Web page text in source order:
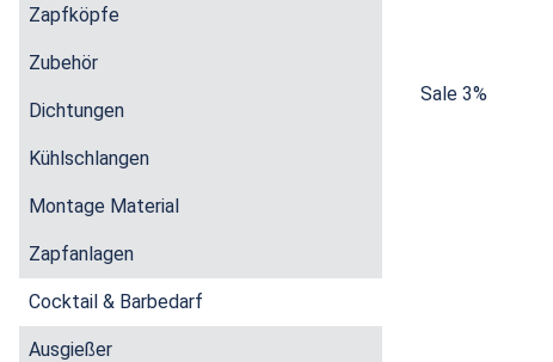
Sale 3%
Zapfköpfe
Zubehör
Dichtungen
Kühlschlangen
Montage Material
Zapfanlagen
Cocktail & Barbedarf
Ausgießer